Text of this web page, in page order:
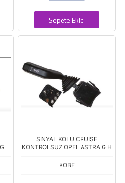
Sepete Ekle
SINYAL KOLU CRUISE
KONTROLSUZ OPEL ASTRA G H
KOBE